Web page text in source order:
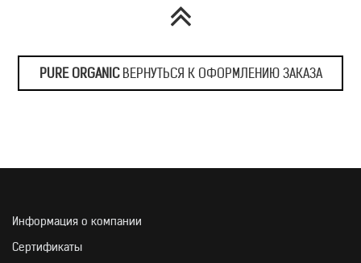
Активные вещества
Экдистен
PURE ORGANICВЕРНУТЬСЯ К ОФОРМЛЕНИЮ ЗАКАЗА
Информация о компании
Сертификаты